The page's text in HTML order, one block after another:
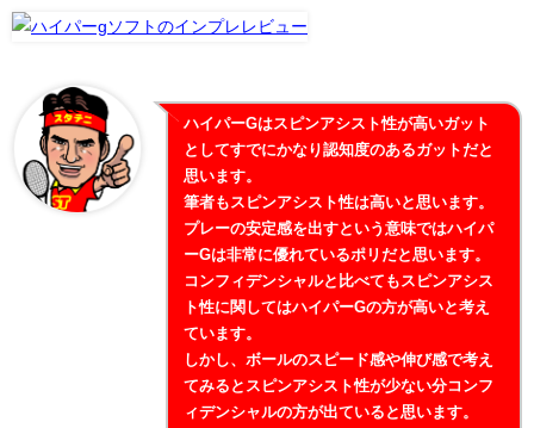
ハイパーGはスピンアシスト性が高いガット
としてすでにかなり認知度のあるガットだと
思います。
筆者もスピンアシスト性は高いと思います。
プレーの安定感を出すという意味ではハイパ
ーGは非常に優れているポリだと思います。
コンフィデンシャルと比べてもスピンアシス
ト性に関してはハイパーGの方が高いと考え
ています。
しかし、ボールのスピード感や伸び感で考え
てみるとスピンアシスト性が少ない分コンフ
ィデンシャルの方が出ていると思います。